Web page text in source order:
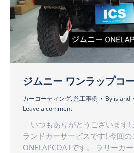
ジムニー ワンラップコ
カーコーティング, 施工事例 By island
Leave a comment
いつもありがとうございます!
ランドカーサービスです! 今回
ONELAPCOATです。 ラリーカ